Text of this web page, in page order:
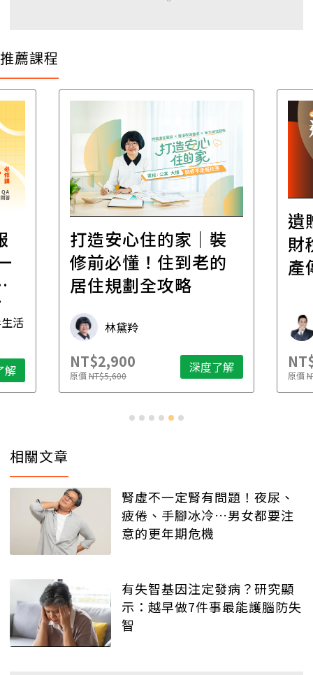
推薦課程
活
解
打造安心住的家｜裝
修前必懂！住到老的
居住規劃全攻略
林黛羚
NT$2,900
原價NT$5,600 深度了解
遺
財
產
原價
相關文章
腎虛不一定腎有問題！夜尿、
疲倦、手腳冰冷…男女都要注
意的更年期危機
有失智基因注定發病？研究顯
示：越早做7件事最能護腦防失
智